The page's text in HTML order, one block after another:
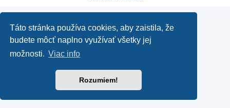
Táto stránka používa cookies, aby zaistila, že
budete môcť naplno využívať všetky jej
možnosti. Viac info
Rozumiem!